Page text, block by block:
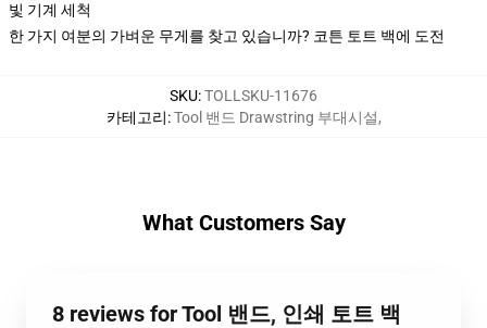
빛 기계 세척
한 가지 여분의 가벼운 무게를 찾고 있습니까? 코튼 토트 백에 도전
SKU:TOLLSKU-11676
카테고리:Tool 밴드 Drawstring 부대시설,
What Customers Say
8 reviews for Tool 밴드, 인쇄 토트 백